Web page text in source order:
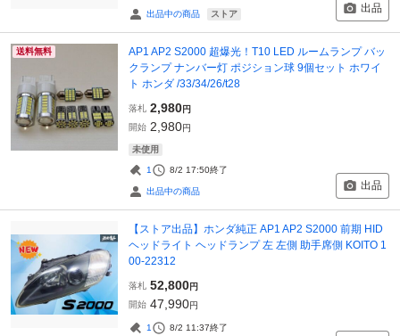
出品中の商品 ストア 出品
送料無料
AP1 AP2 S2000 超爆光！T10 LED ルームランプ バッ
クランプ ナンバー灯 ポジション球 9個セット ホワイ
ト ホンダ /33/34/26/t28
落札 2,980円
開始 2,980円
未使用
1 8/2 17:50終了
出品中の商品 出品
【ストア出品】ホンダ純正 AP1 AP2 S2000 前期 HID
ヘッドライト ヘッドランプ 左 左側 助手席側 KOITO 1
00-22312
落札 52,800円
開始 47,990円
1 8/2 11:37終了